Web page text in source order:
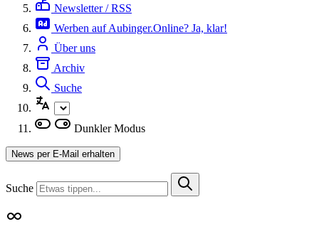
Newsletter / RSS
Werben auf Aubinger.Online? Ja, klar!
Über uns
Archiv
Suche
Dunkler Modus
News per E-Mail erhalten
Suche